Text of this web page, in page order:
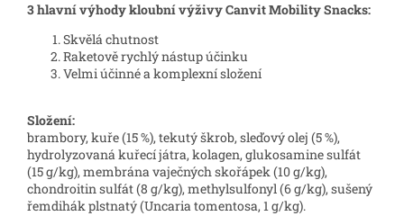
3 hlavní výhody kloubní výživy Canvit Mobility Snacks:
Skvělá chutnost
Raketově rychlý nástup účinku
Velmi účinné a komplexní složení
Složení:
brambory, kuře (15 %), tekutý škrob, sleďový olej (5 %),
hydrolyzovaná kuřecí játra, kolagen, glukosamine sulfát
(15 g/kg), membrána vaječných skořápek (10 g/kg),
chondroitin sulfát (8 g/kg), methylsulfonyl (6 g/kg), sušený
řemdihák plstnatý (Uncaria tomentosa, 1 g/kg).